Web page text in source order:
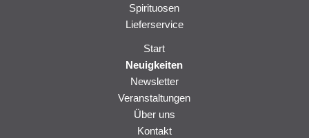
Spirituosen
Lieferservice
Navigation
überspringen
Start
Neuigkeiten
Newsletter
Veranstaltungen
Über uns
Kontakt